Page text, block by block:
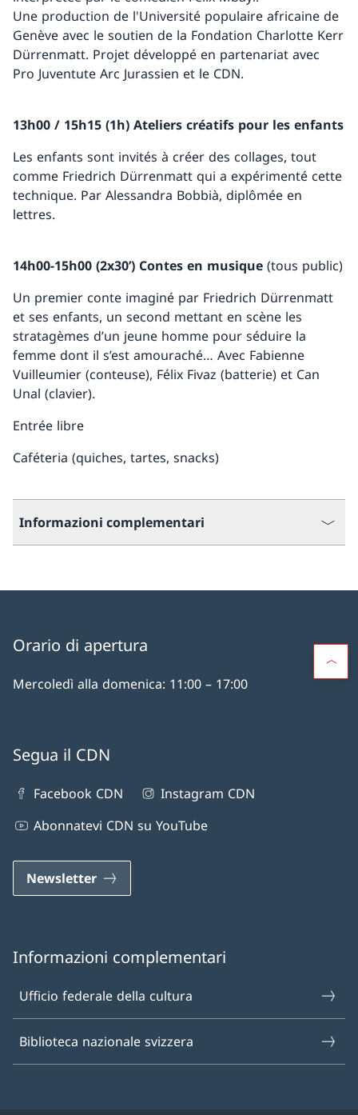
Une production de l'Université populaire africaine de
Genève avec le soutien de la Fondation Charlotte Kerr
Dürrenmatt. Projet développé en partenariat avec
Pro Juventute Arc Jurassien et le CDN.
13h00 / 15h15 (1h) Ateliers créatifs pour les enfants
Les enfants sont invités à créer des collages, tout
comme Friedrich Dürrenmatt qui a expérimenté cette
technique. Par Alessandra Bobbià, diplômée en
lettres.
14h00-15h00 (2x30’) Contes en musique (tous public)
Un premier conte imaginé par Friedrich Dürrenmatt
et ses enfants, un second mettant en scène les
stratagèmes d’un jeune homme pour séduire la
femme dont il s’est amouraché… Avec Fabienne
Vuilleumier (conteuse), Félix Fivaz (batterie) et Can
Unal (clavier).
Entrée libre
Caféteria (quiches, tartes, snacks)
Informazioni complementari
Orario di apertura
Mercoledì alla domenica: 11:00 – 17:00
Segua il CDN
Facebook CDN
Instagram CDN
Abonnatevi CDN su YouTube
Newsletter
Informazioni complementari
Ufficio federale della cultura
Biblioteca nazionale svizzera